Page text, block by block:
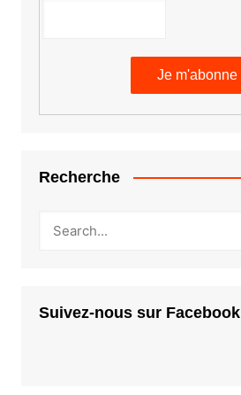
Recherche
Suivez-nous sur Facebook